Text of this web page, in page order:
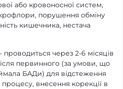
або кровоносної систем,
порушення обміну
кишечника, нестача
- проводиться через 2-6 місяців
первинного (за умови, що
БАДи) для відстеження
внесення корекції в